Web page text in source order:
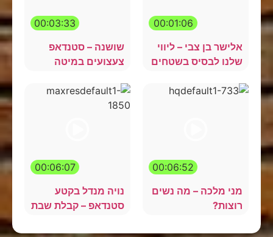
00:01:06
אלישר בן צבי – ליווי
שלנו לבסיס בשטחים
00:03:33
שושנה – סטנדאפ
צעצועים במיטה
00:06:52
מני מלכה – מה נשים
רוצות?
00:06:07
נויה מנדל בקטע
סטנדאפ – קבלת שבת